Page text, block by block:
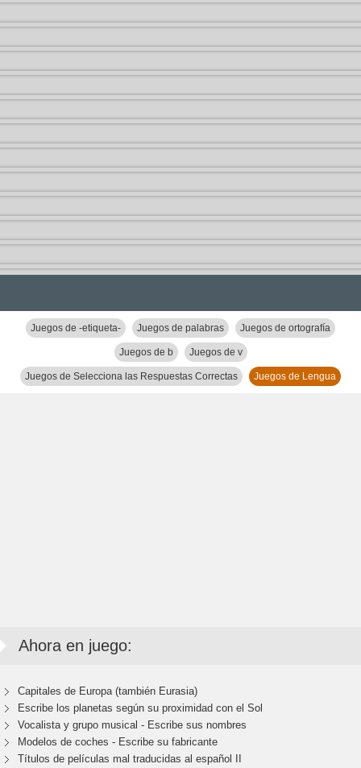
Juegos de -etiqueta- Juegos de palabras Juegos de ortografía
Juegos de b Juegos de v
Juegos de Selecciona las Respuestas Correctas Juegos de Lengua
Ahora en juego:
Capitales de Europa (también Eurasia)
Escribe los planetas según su proximidad con el Sol
Vocalista y grupo musical - Escribe sus nombres
Modelos de coches - Escribe su fabricante
Títulos de películas mal traducidas al español II